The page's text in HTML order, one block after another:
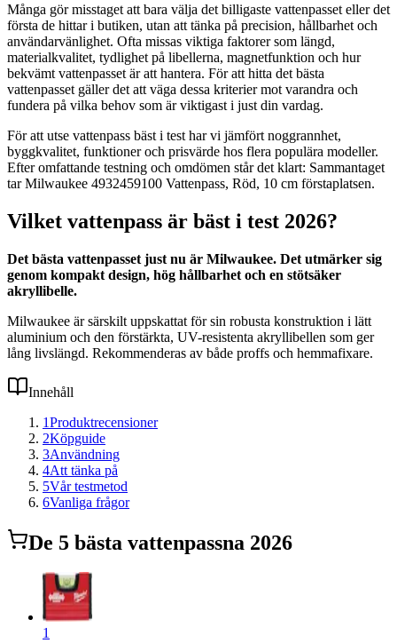
Många gör misstaget att bara välja det billigaste vattenpasset eller det
första de hittar i butiken, utan att tänka på precision, hållbarhet och
användarvänlighet. Ofta missas viktiga faktorer som längd,
materialkvalitet, tydlighet på libellerna, magnetfunktion och hur
bekvämt vattenpasset är att hantera. För att hitta det bästa
vattenpasset gäller det att väga dessa kriterier mot varandra och
fundera på vilka behov som är viktigast i just din vardag.
För att utse vattenpass bäst i test har vi jämfört noggrannhet,
byggkvalitet, funktioner och prisvärde hos flera populära modeller.
Efter omfattande testning och omdömen står det klart: Sammantaget
tar Milwaukee 4932459100 Vattenpass, Röd, 10 cm förstaplatsen.
Vilket vattenpass är bäst i test 2026?
Det bästa vattenpasset just nu är Milwaukee. Det utmärker sig
genom kompakt design, hög hållbarhet och en stötsäker
akryllibelle.
Milwaukee är särskilt uppskattat för sin robusta konstruktion i lätt
aluminium och den förstärkta, UV-resistenta akryllibellen som ger
lång livslängd. Rekommenderas av både proffs och hemmafixare.
Innehåll
1Produktrecensioner
2Köpguide
3Användning
4Att tänka på
5Vår testmetod
6Vanliga frågor
De 5 bästa vattenpassna 2026
1